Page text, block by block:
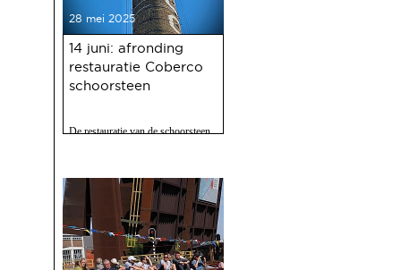
28 mei 2025
14 juni: afronding
restauratie Coberco
schoorsteen
De restauratie van de schoorsteen